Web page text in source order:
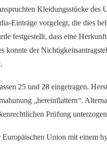
Kleidungsstücke
Einträge vorgelegt, die dies
festgestellt, dass eine
konnte der
25 und 28 eingetragen.
„hereinflattern“.
Prüfung
Europäischen Union mit einem